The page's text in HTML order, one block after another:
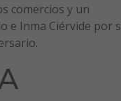
comercios y un
e Inma Ciérvide por